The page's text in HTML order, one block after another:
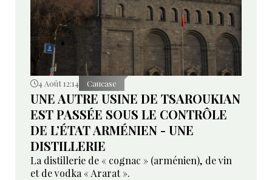
4 Août 12:14 Caucase
UNE AUTRE USINE DE TSAROUKIAN
EST PASSÉE SOUS LE CONTRÔLE
DE L’ÉTAT ARMÉNIEN - UNE
DISTILLERIE
La distillerie de « cognac » (arménien), de vin
et de vodka « Ararat ».